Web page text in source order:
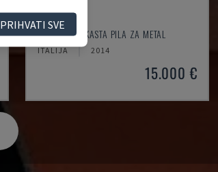
381 AV
MACC - TRAKASTA PILA ZA METAL
ITALIJA 2014
15.000 €
PRIHVATI SVE